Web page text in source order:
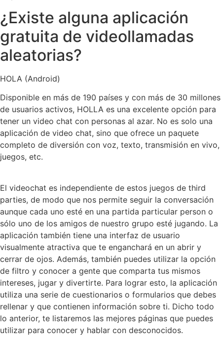
¿Existe alguna aplicación
gratuita de videollamadas
aleatorias?
HOLA (Android)
Disponible en más de 190 países y con más de 30 millones
de usuarios activos, HOLLA es una excelente opción para
tener un video chat con personas al azar. No es solo una
aplicación de video chat, sino que ofrece un paquete
completo de diversión con voz, texto, transmisión en vivo,
juegos, etc.
El videochat es independiente de estos juegos de third
parties, de modo que nos permite seguir la conversación
aunque cada uno esté en una partida particular person o
sólo uno de los amigos de nuestro grupo esté jugando. La
aplicación también tiene una interfaz de usuario
visualmente atractiva que te enganchará en un abrir y
cerrar de ojos. Además, también puedes utilizar la opción
de filtro y conocer a gente que comparta tus mismos
intereses, jugar y divertirte. Para lograr esto, la aplicación
utiliza una serie de cuestionarios o formularios que debes
rellenar y que contienen información sobre ti. Dicho todo
lo anterior, te listaremos las mejores páginas que puedes
utilizar para conocer y hablar con desconocidos.